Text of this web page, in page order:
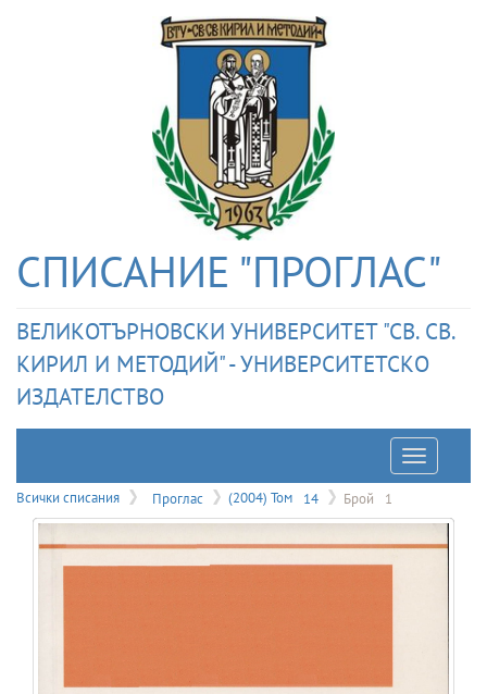
СПИСАНИЕ "ПРОГЛАС"
ВЕЛИКОТЪРНОВСКИ УНИВЕРСИТЕТ "СВ. СВ.
КИРИЛ И МЕТОДИЙ" - УНИВЕРСИТЕТСКО
ИЗДАТЕЛСТВО
Отваряне
на
меню
Всички списания Проглас (2004) Том 14 Брой 1